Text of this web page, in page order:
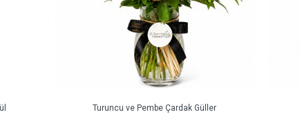
Turuncu ve Pembe Çardak Güller